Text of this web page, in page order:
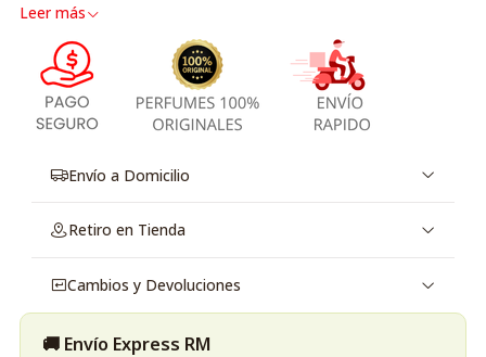
Leer más
Envío a Domicilio
Retiro en Tienda
Cambios y Devoluciones
🚚 Envío Express RM